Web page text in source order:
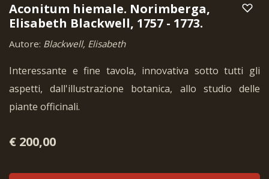
Aconitum hiemale. Norimberga,
Elisabeth Blackwell, 1757 - 1773.
Autore: Blackwell, Elisabeth
Interessante e fine tavola, innovativa sotto tutti gli
aspetti, dall'illustrazione botanica, allo studio delle
piante officinali.
€ 200,00